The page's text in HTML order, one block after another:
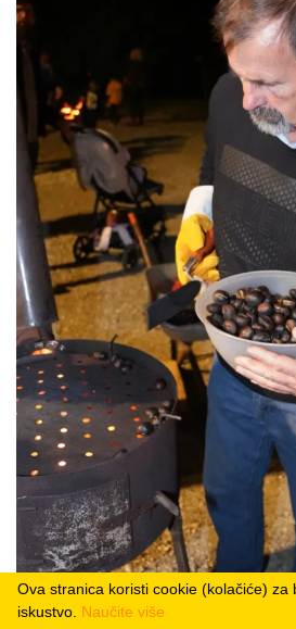
Ova stranica koristi cookie (kolačiće) za
iskustvo. Naučite više